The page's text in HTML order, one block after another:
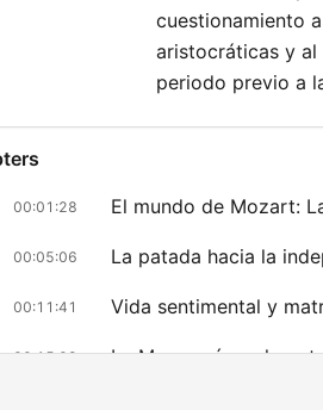
acompañarte. Mi
Iván Patxi
y
más de
sonoros
cuestionamiento
aristocráticas y
periodo previo a
00:01:28 El mundo de Mozart:
00:05:06 La patada hacia la
00:11:41 Vida sentimental y
00:15:09 La Masonería y el